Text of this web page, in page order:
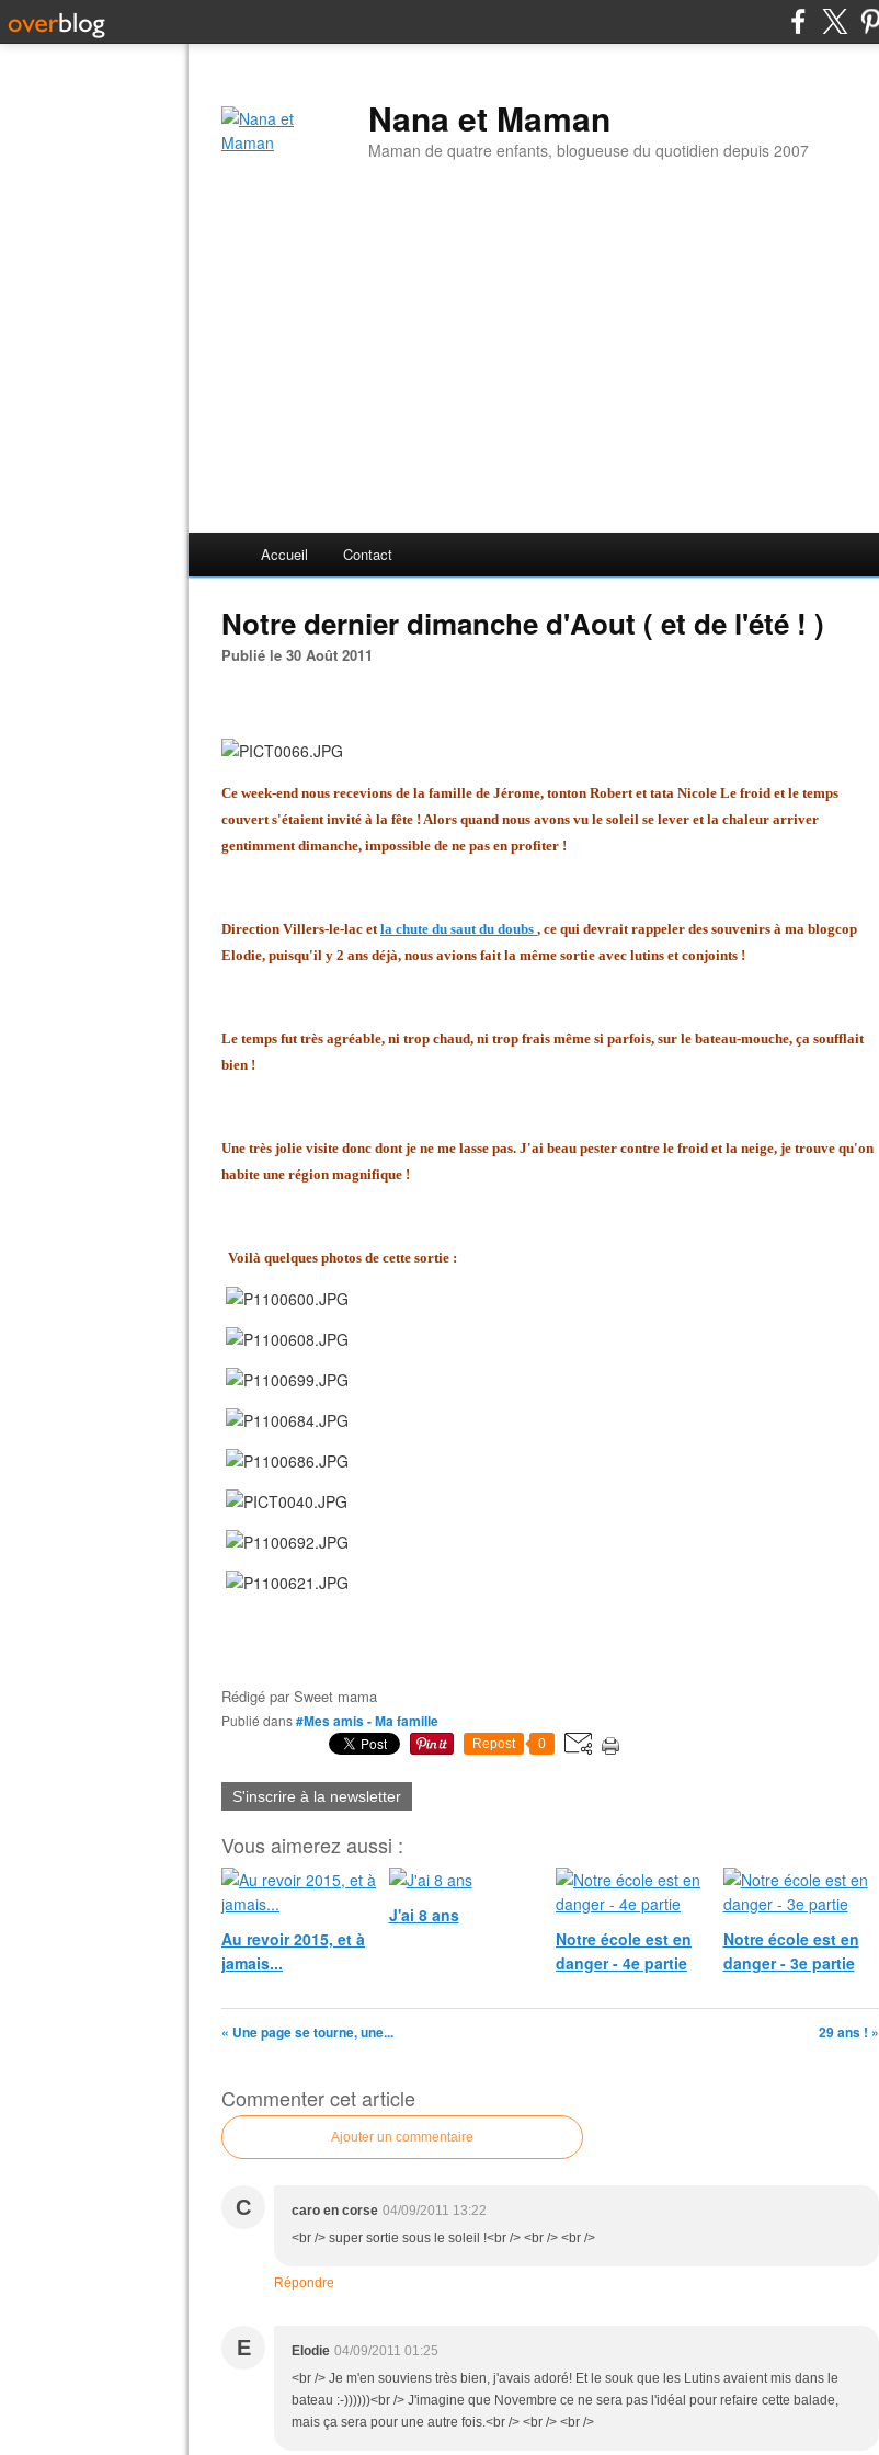
Nana et Maman
Maman de quatre enfants, blogueuse du quotidien depuis 2007
Accueil Contact
Notre dernier dimanche d'Aout ( et de l'été ! )
Publié le 30 Août 2011
Ce week-end nous recevions de la famille de Jérome, tonton Robert et tata Nicole Le froid et le temps
couvert s'étaient invité à la fête ! Alors quand nous avons vu le soleil se lever et la chaleur arriver
gentimment dimanche, impossible de ne pas en profiter !
Direction Villers-le-lac etla chute du saut du doubs , ce qui devrait rappeler des souvenirs à ma blogcop
Elodie, puisqu'il y 2 ans déjà, nous avions fait la même sortie avec lutins et conjoints !
Le temps fut très agréable, ni trop chaud, ni trop frais même si parfois, sur le bateau-mouche, ça soufflait
bien !
Une très jolie visite donc dont je ne me lasse pas. J'ai beau pester contre le froid et la neige, je trouve qu'on
habite une région magnifique !
Voilà quelques photos de cette sortie :
Rédigé parSweet mama
Publié dans#Mes amis - Ma famille
Repost 0
S'inscrire à la newsletter
Vous aimerez aussi :
Au revoir 2015, et à
jamais...
J'ai 8 ans
Notre école est en
danger - 4e partie
Notre école est en
danger - 3e partie
« Une page se tourne, une... 29 ans ! »
Commenter cet article
Ajouter un commentaire
C caro en corse 04/09/2011 13:22
<br /> super sortie sous le soleil !<br /> <br /> <br />
Répondre
E Elodie 04/09/2011 01:25
<br /> Je m'en souviens très bien, j'avais adoré! Et le souk que les Lutins avaient mis dans le
bateau :-))))))<br /> J'imagine que Novembre ce ne sera pas l'idéal pour refaire cette balade,
mais ça sera pour une autre fois.<br /> <br /> <br />